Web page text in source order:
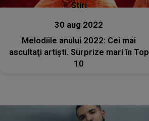
Stiri
30 aug 2022
Melodiile anului 2022: Cei mai
ascultaţi artişti. Surprize mari în Top
10